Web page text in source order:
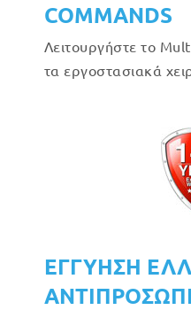
COMMANDS
Λειτουργήστε το
τα εργοστασιακά
ΕΓΓΥΗΣΗ